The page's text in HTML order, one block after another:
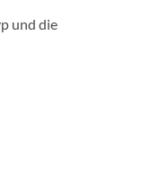
und die